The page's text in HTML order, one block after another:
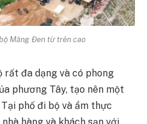
Măng Đen từ trên cao
rất đa dạng và có phong
phương Tây, tạo nên một
phố đi bộ và ẩm thực